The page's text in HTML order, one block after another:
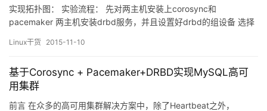
实现拓扑图： 实验流程： 先对两主机安装上corosync和
pacemaker 两主机安装drbd服务，并且设置好drbd的组设备 选择
实验前，我们还需要做一些准备工作： 1、时间必须保持同步 使用
Linux干货 2015-11-10
基于Corosync + Pacemaker+DRBD实现MySQL高可
用集群
前言 在众多的高可用集群解决方案中，除了Heartbeat之外，